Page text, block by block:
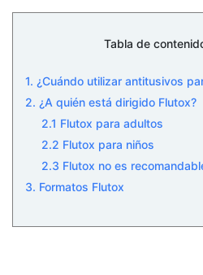
Tabla de
1. ¿Cuándo utilizar antitusivos
2. ¿A quién está dirigido Flutox?
2.1 Flutox para adultos
2.2 Flutox para niños
2.3 Flutox no es
3. Formatos Flutox